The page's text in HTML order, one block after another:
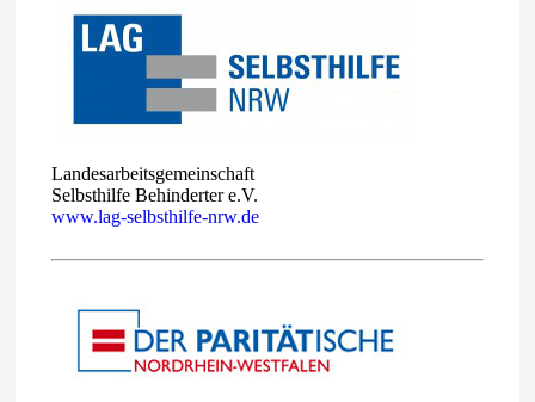
Landesarbeitsgemeinschaft
Selbsthilfe Behinderter e.V.
www.lag-selbsthilfe-nrw.de